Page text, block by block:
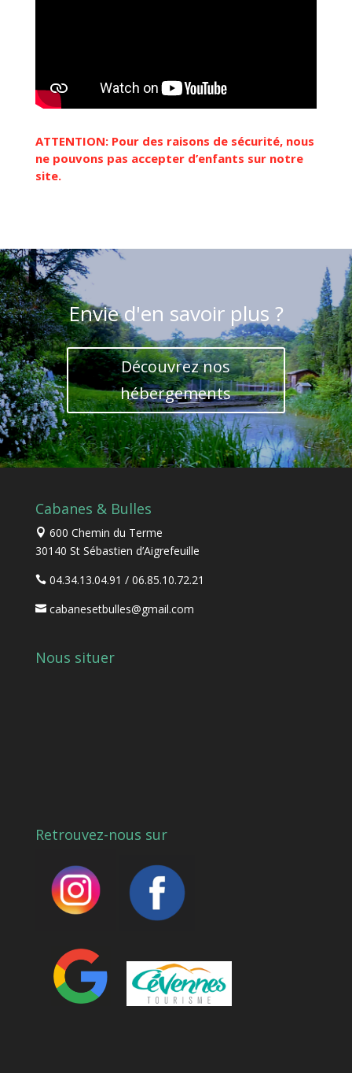
ATTENTION: Pour des raisons de sécurité, nous
ne pouvons pas accepter d’enfants sur notre
site.
Envie d'en savoir plus ?
Découvrez nos
hébergements
Cabanes & Bulles
600 Chemin du Terme
30140 St Sébastien d’Aigrefeuille
04.34.13.04.91 / 06.85.10.72.21
cabanesetbulles@gmail.com
Nous situer
Retrouvez-nous sur